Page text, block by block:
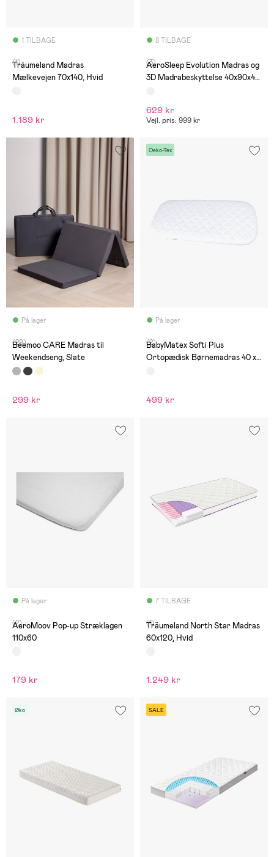
1 TILBAGE
(1)
Träumeland Madras
Mælkevejen 70x140, Hvid
1.189 kr
8 TILBAGE
(3)
AeroSleep Evolution Madras og
3D Madrabeskyttelse 40x90x4
629 kr
Vejl. pris: 999 kr
På lager
(29)
Beemoo CARE Madras til
Weekendseng, Slate
299 kr
Oeko-Tex
På lager
(2)
BabyMatex Softi Plus
Ortopædisk Børnemadras 40 x
499 kr
På lager
(2)
AeroMoov Pop-up Stræklagen
110x60
179 kr
7 TILBAGE
(1)
Träumeland North Star Madras
60x120, Hvid
1.249 kr
Øko SALE